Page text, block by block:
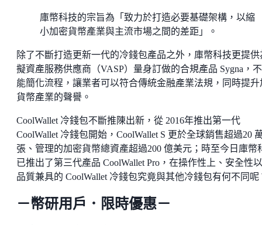
庫幣科技的宗旨為「致力於打造必要基礎架構，以縮
小加密貨幣產業與主流市場之間的差距」。
除了不斷打造更新一代的冷錢包產品之外，庫幣科技更提供
擬資產服務供應商（VASP）量身訂做的合規產品 Sygna，
能簡化流程，讓業者可以符合傳統金融產業法規，同時提升
貨幣產業的聲譽。
CoolWallet 冷錢包不斷推陳出新，從 2016年推出第一代
CoolWallet 冷錢包開始，CoolWallet S 更於全球銷售超過20
張、管理的加密貨幣總資產超過200 億美元；時至今日庫幣
已推出了第三代產品 CoolWallet Pro，在操作性上、安全性
品質兼具的 CoolWallet 冷錢包究竟與其他冷錢包有何不同呢
－幣研用戶．限時優惠－